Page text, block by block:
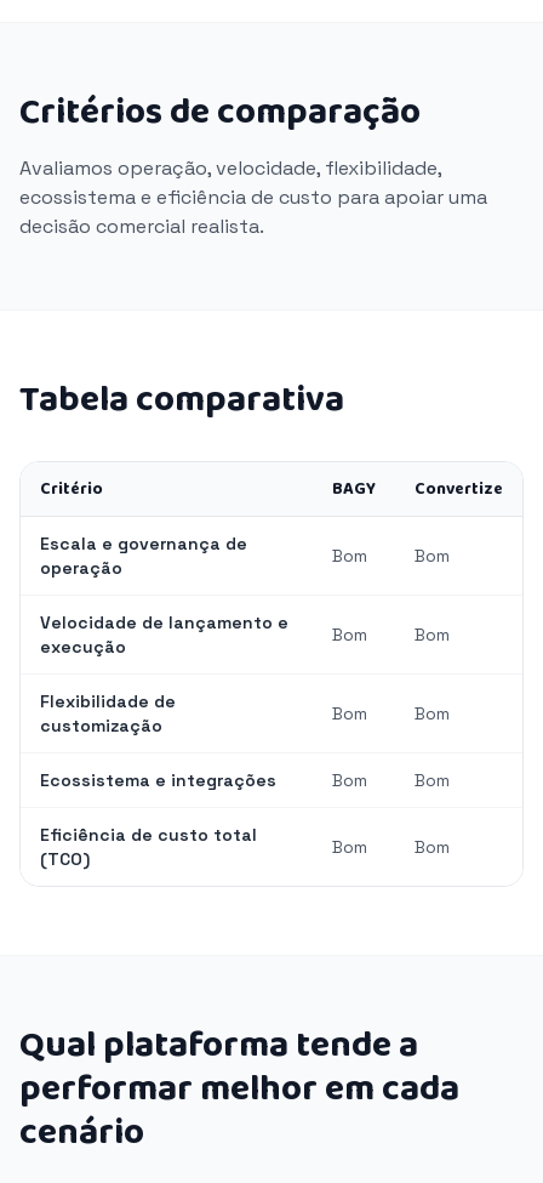
Critérios de comparação
Avaliamos operação, velocidade, flexibilidade,
ecossistema e eficiência de custo para apoiar uma
decisão comercial realista.
Tabela comparativa
Critério BAGY Convertize
Escala e governança de
operação
Bom Bom
Velocidade de lançamento e
execução
Bom Bom
Flexibilidade de
customização
Bom Bom
Ecossistema e integrações Bom Bom
Eficiência de custo total
(TCO)
Bom Bom
Qual plataforma tende a
performar melhor em cada
cenário